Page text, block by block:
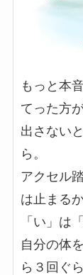
もっと本
てった方
出さない
ら。
アクセル
は止まるか
「い」は
自分の体
ら３回ぐ